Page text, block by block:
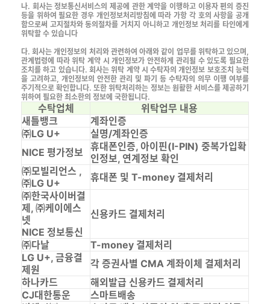
나. 회사는 정보통신서비스의 제공에 관한 계약을 이행하고 이용자 편의 증진
등을 위하여 필요한 경우 개인정보처리방침에 따라 가항 각 호의 사항을 공개
함으로써 고지절차와 동의절차를 거치지 아니하고 개인정보 처리를 타인에게
위탁할 수 있습니다
다. 회사는 개인정보의 처리와 관련하여 아래와 같이 업무를 위탁하고 있으며,
관계법령에 따라 위탁 계약 시 개인정보가 안전하게 관리될 수 있도록 필요한
조치를 하고 있습니다. 회사는 위탁 계약 시 수탁자의 개인정보 보호조치 능력
을 고려하고, 개인정보의 안전한 관리 및 파기 등 수탁자의 의무 이행 여부를
주기적으로 확인합니다. 또한 위탁처리하는 정보는 원활한 서비스를 제공하기
위하여 필요한 최소한의 정보에 국한됩니다.
수탁업체
위탁업무 내용
새틀뱅크
계좌인증
㈜LG U+
실명/계좌인증
NICE 평가정보
휴대폰인증, 아이핀(I-PIN) 중복가입확
인정보, 연계정보 확인
㈜모빌리언스 ,
㈜LG U+
휴대폰 및 T-money 결제처리
㈜한국사이버결
제, ㈜케이에스
넷
NICE 정보통신
신용카드 결제처리
㈜다날
T-money 결제처리
LG U+, 금융결
제원
각 증권사별 CMA 계좌이체 결제처리
하나카드
해외발급 신용카드 결제처리
CJ대한통운
스마트배송